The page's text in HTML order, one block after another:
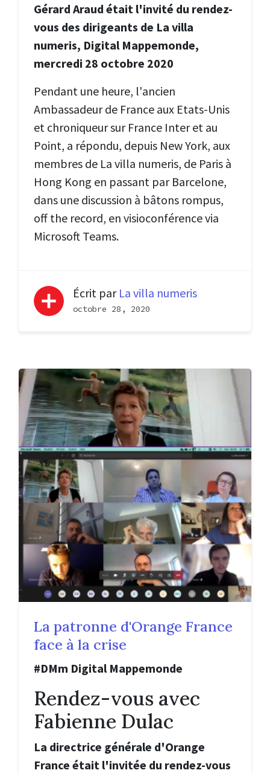
Gérard Araud était l'invité du rendez-
vous des dirigeants de La villa
numeris, Digital Mappemonde,
mercredi 28 octobre 2020
Pendant une heure, l'ancien
Ambassadeur de France aux Etats-Unis
et chroniqueur sur France Inter et au
Point, a répondu, depuis New York, aux
membres de La villa numeris, de Paris à
Hong Kong en passant par Barcelone,
dans une discussion à bâtons rompus,
off the record, en visioconférence via
Microsoft Teams.
Écrit par La villa numeris
octobre 28, 2020
La patronne d'Orange France
face à la crise
#DMm Digital Mappemonde
Rendez-vous avec
Fabienne Dulac
La directrice générale d'Orange
France était l'invitée du rendez-vous